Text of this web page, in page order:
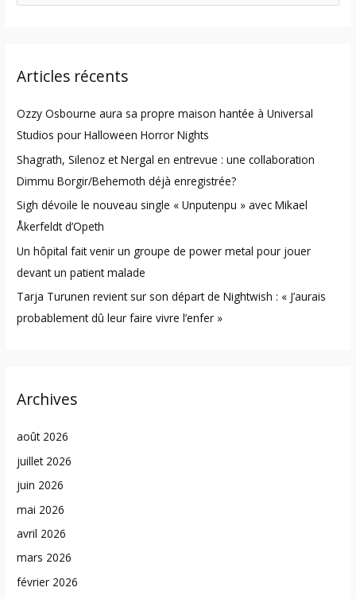
c
f
o
r
:
Articles récents
Ozzy Osbourne aura sa propre maison hantée à Universal
Studios pour Halloween Horror Nights
Shagrath, Silenoz et Nergal en entrevue : une collaboration
Dimmu Borgir/Behemoth déjà enregistrée?
Sigh dévoile le nouveau single « Unputenpu » avec Mikael
Åkerfeldt d’Opeth
Un hôpital fait venir un groupe de power metal pour jouer
devant un patient malade
Tarja Turunen revient sur son départ de Nightwish : « J’aurais
probablement dû leur faire vivre l’enfer »
Archives
août 2026
juillet 2026
juin 2026
mai 2026
avril 2026
mars 2026
février 2026